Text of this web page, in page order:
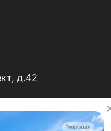
д.42
Реклама